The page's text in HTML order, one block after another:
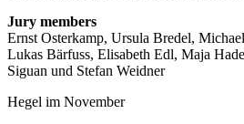
Jury members
Ernst Osterkamp, Ursula Bredel,
Lukas Bärfuss, Elisabeth Edl, Maja
Siguan und Stefan Weidner
Hegel im November